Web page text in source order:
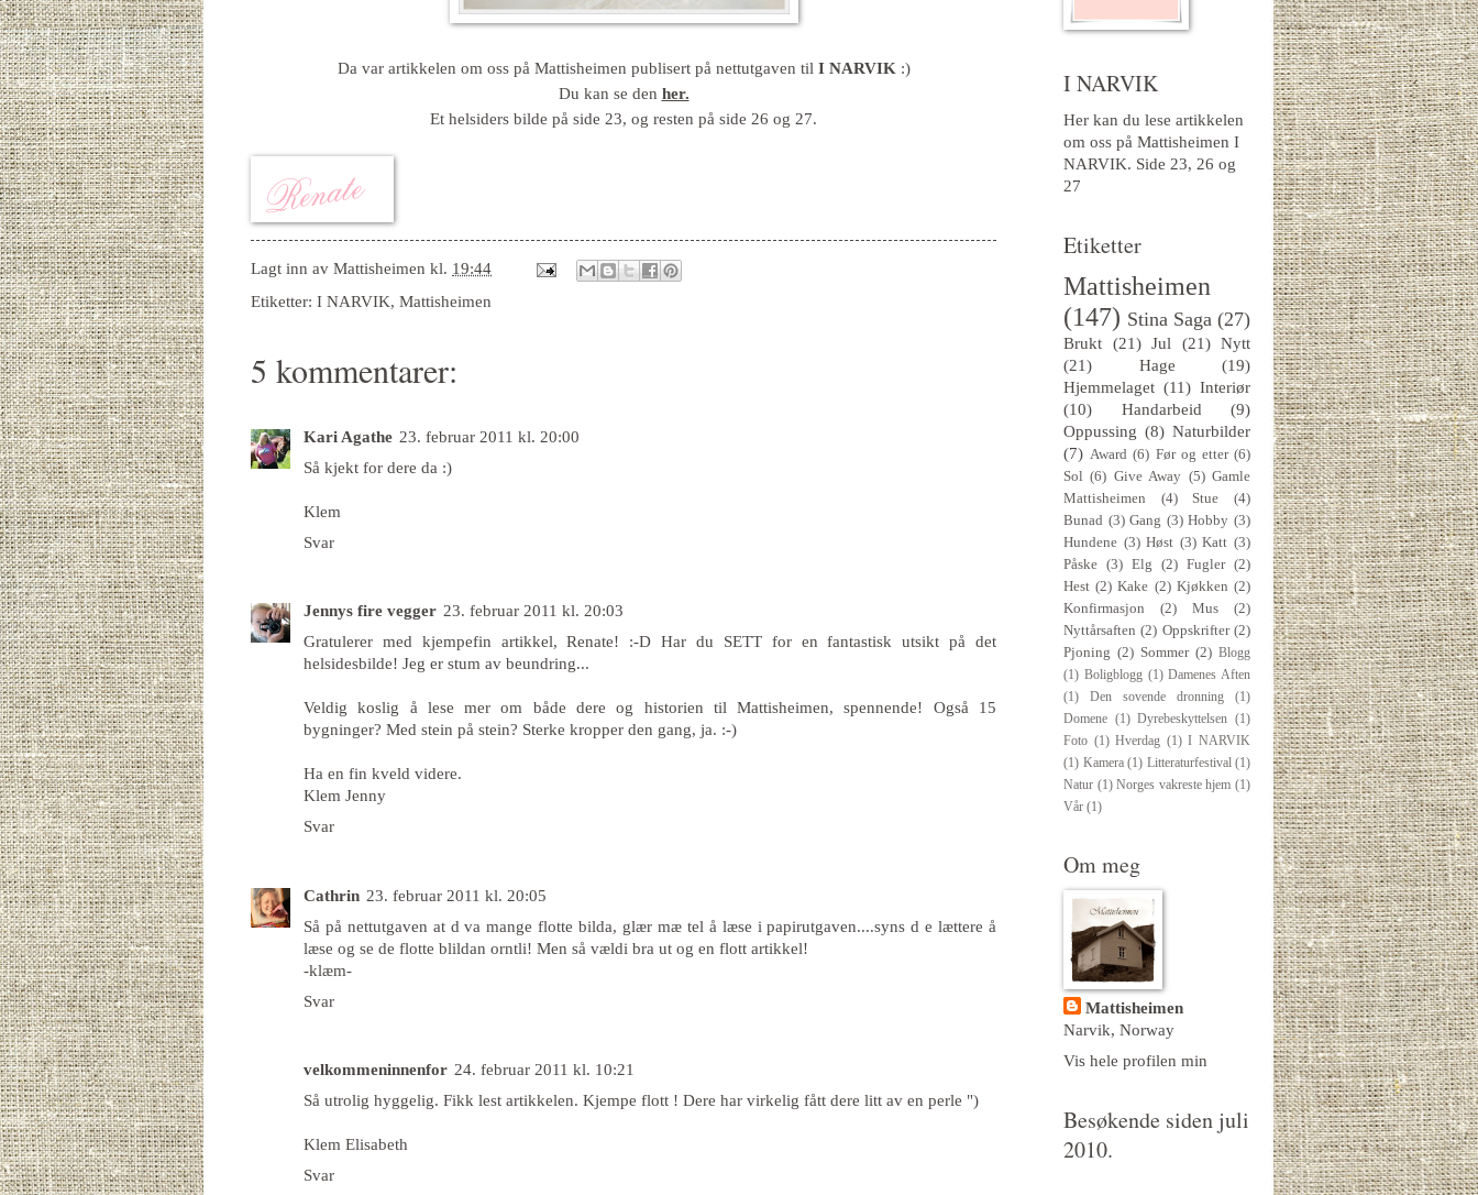
Da var artikkelen om oss på Mattisheimen publisert på nettutgaven til I NARVIK :)
Du kan se den her .
Et helsiders bilde på side 23, og resten på side 26 og 27.
Lagt inn av Mattisheimen kl. 19:44
Etiketter: I NARVIK, Mattisheimen
5 kommentarer:
Kari Agathe 23. februar 2011 kl. 20:00
Så kjekt for dere da :)
Klem
Svar
Jennys fire vegger 23. februar 2011 kl. 20:03
Gratulerer med kjempefin artikkel, Renate! :-D Har du SETT for en fantastisk utsikt på det
helsidesbilde! Jeg er stum av beundring...
Veldig koslig å lese mer om både dere og historien til Mattisheimen, spennende! Også 15
bygninger? Med stein på stein? Sterke kropper den gang, ja. :-)
Ha en fin kveld videre.
Klem Jenny
Svar
Cathrin 23. februar 2011 kl. 20:05
Så på nettutgaven at d va mange flotte bilda, glær mæ tel å læse i papirutgaven....syns d e lættere å
læse og se de flotte blildan orntli! Men så vældi bra ut og en flott artikkel!
-klæm-
Svar
velkommeninnenfor 24. februar 2011 kl. 10:21
Så utrolig hyggelig. Fikk lest artikkelen. Kjempe flott ! Dere har virkelig fått dere litt av en perle ")
Klem Elisabeth
Svar
I NARVIK
Her kan du lese artikkelen
om oss på Mattisheimen I
NARVIK. Side 23, 26 og
27
Etiketter
Mattisheimen
(147) Stina Saga (27)
Brukt (21) Jul (21) Nytt
(21)
Hage
(19)
Hjemmelaget (11) Interiør
(10)
Handarbeid
(9)
Oppussing (8) Naturbilder
(7) Award (6) Før og etter (6)
Sol (6) Give Away (5) Gamle
Mattisheimen
(4) Stue
(4)
Bunad (3) Gang (3) Hobby (3)
Hundene (3) Høst (3) Katt (3)
Påske (3) Elg (2) Fugler (2)
Hest (2) Kake (2) Kjøkken (2)
Konfirmasjon
(2) Mus
(2)
Nyttårsaften (2) Oppskrifter (2)
Pjoning (2) Sommer (2) Blogg
(1) Boligblogg (1) Damenes Aften
(1)
Den sovende dronning
(1)
Domene (1) Dyrebeskyttelsen (1)
Foto (1) Hverdag (1) I NARVIK
(1) Kamera (1) Litteraturfestival (1)
Natur (1) Norges vakreste hjem (1)
Vår (1)
Om meg
Mattisheimen
Narvik, Norway
Vis hele profilen min
Besøkende siden juli
2010.